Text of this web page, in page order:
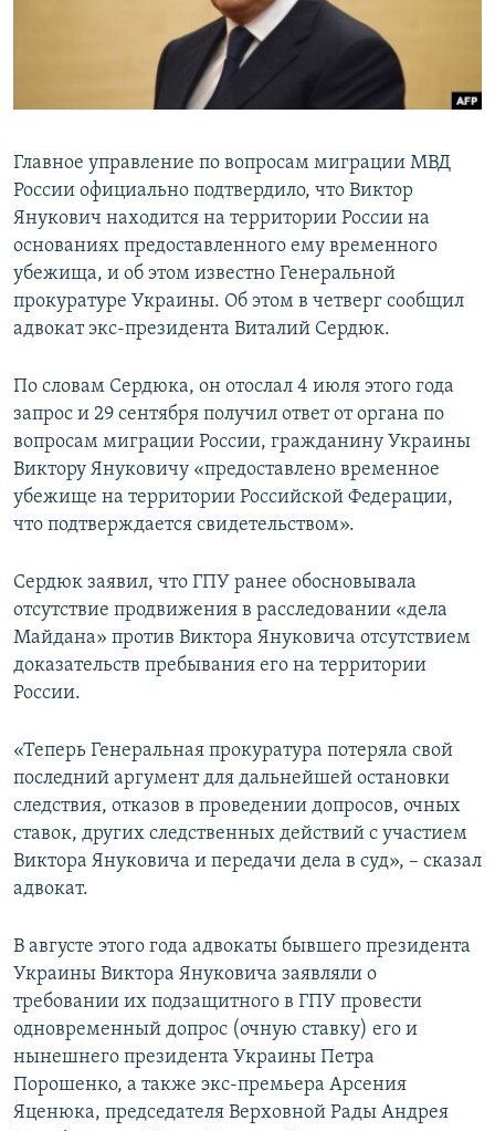
ПОБЕДИТЕЛЕЙ НЕ СУДЯТ?
КРЫМ.НЕПОКОРЕННЫЙ
Все сайты RFE/RL
Главное управление по вопросам миграции МВД
России официально подтвердило, что Виктор
Янукович находится на территории России на
основаниях предоставленного ему временного
убежища, и об этом известно Генеральной
прокуратуре Украины. Об этом в четверг сообщил
адвокат экс-президента Виталий Сердюк.
По словам Сердюка, он отослал 4 июля этого года
запрос и 29 сентября получил ответ от органа по
вопросам миграции России, гражданину Украины
Виктору Януковичу «предоставлено временное
убежище на территории Российской Федерации,
что подтверждается свидетельством».
Сердюк заявил, что ГПУ ранее обосновывала
отсутствие продвижения в расследовании «дела
Майдана» против Виктора Януковича отсутствием
доказательств пребывания его на территории
России.
«Теперь Генеральная прокуратура потеряла свой
последний аргумент для дальнейшей остановки
следствия, отказов в проведении допросов, очных
ставок, других следственных действий с участием
Виктора Януковича и передачи дела в суд», – сказал
адвокат.
В августе этого года адвокаты бывшего президента
Украины Виктора Януковича заявляли о
требовании их подзащитного в ГПУ провести
одновременный допрос (очную ставку) его и
нынешнего президента Украины Петра
Порошенко, а также экс-премьера Арсения
Яценюка, председателя Верховной Рады Андрея